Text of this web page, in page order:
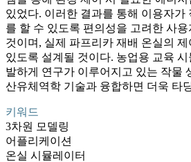
있었다. 이러한 결과를 통해 이용자가
를 할 수 있도록 편의성을 고려한 사
것이며, 실제 파프리카 재배 온실의
있도록 설계될 것이다. 농업용 교육
발하게 연구가 이루어지고 있는 작물
산유체역학 기술과 융합하면 더욱 타
키워드
3차원 모델링
어플리케이션
온실 시뮬레이터